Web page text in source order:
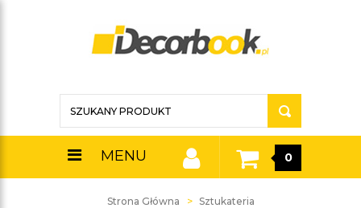
MENU 0
Strona Główna
Sztukateria